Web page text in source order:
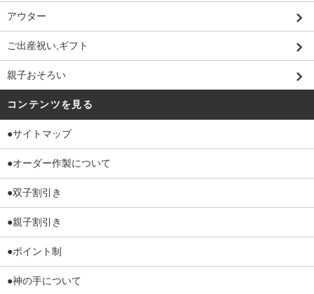
アウター
ご出産祝い,ギフト
親子おそろい
コンテンツを見る
●サイトマップ
●オーダー作製について
●双子割引き
●親子割引き
●ポイント制
●神の手について